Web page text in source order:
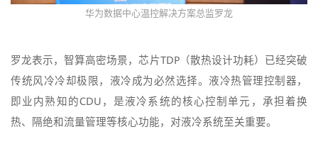
华为数据中心温控解决方案总监罗龙
罗龙表示，智算高密场景，芯片TDP（散热设计功耗）已经突破
传统风冷冷却极限，液冷成为必然选择。液冷热管理控制器，
即业内熟知的CDU，是液冷系统的核心控制单元，承担着换
热、隔绝和流量管理等核心功能，对液冷系统至关重要。